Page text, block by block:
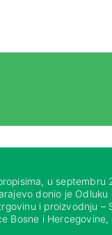
u
donio je
i proizvodnju
Bosne i